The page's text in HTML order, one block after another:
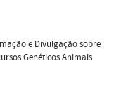
e Divulgação sobre
Genéticos Animais